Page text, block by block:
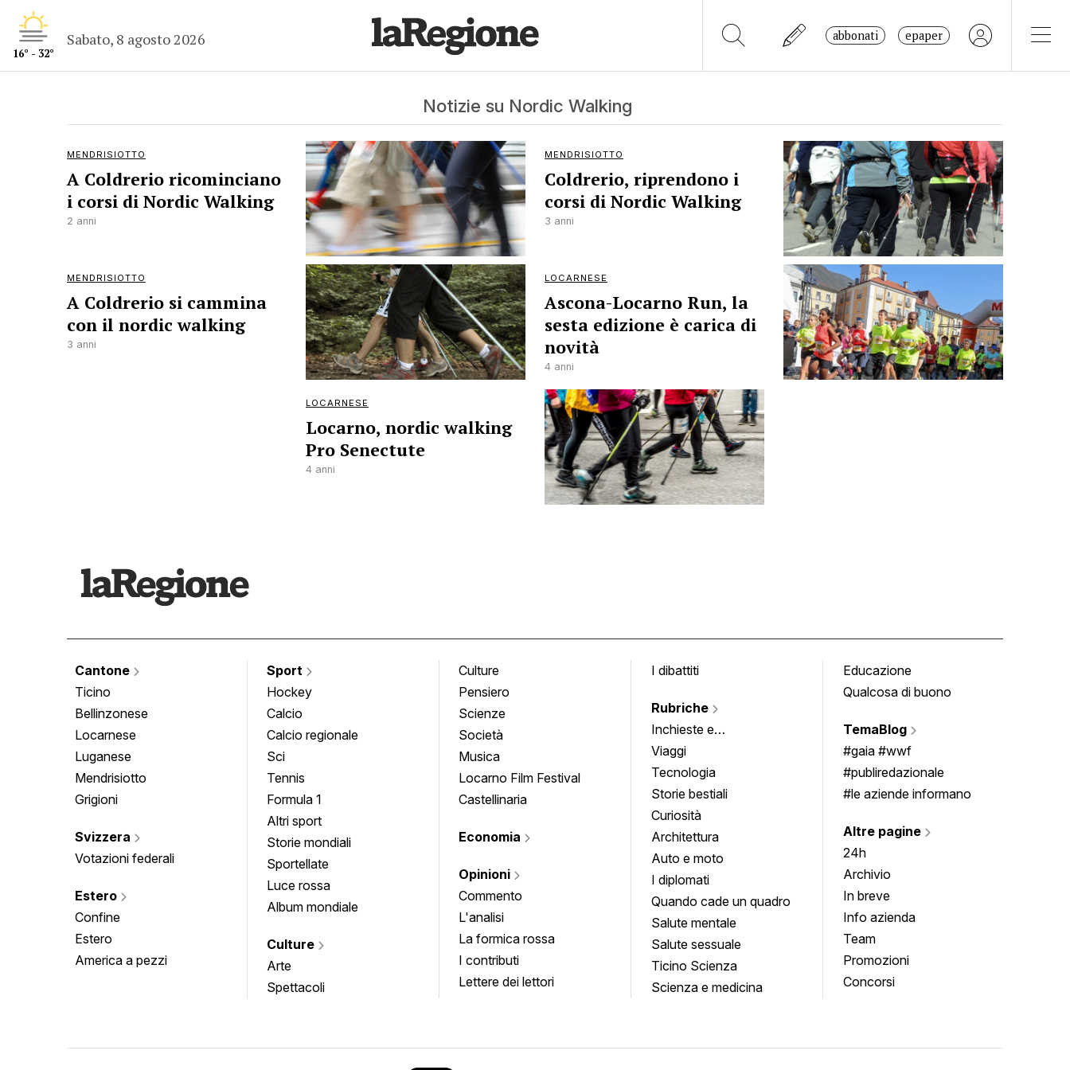
16° - 32°
Sabato, 8 agosto 2026 abbonati epaper
Notizie su Nordic Walking
MENDRISIOTTO
A Coldrerio ricominciano
i corsi di Nordic Walking
2 anni
MENDRISIOTTO
Coldrerio, riprendono i
corsi di Nordic Walking
3 anni
MENDRISIOTTO
A Coldrerio si cammina
con il nordic walking
3 anni
LOCARNESE
Ascona-Locarno Run, la
sesta edizione è carica di
novità
4 anni
LOCARNESE
Locarno, nordic walking
Pro Senectute
4 anni
Cantone
Ticino
Bellinzonese
Locarnese
Luganese
Mendrisiotto
Grigioni
Svizzera
Votazioni federali
Estero
Confine
Estero
America a pezzi
Sport
Hockey
Calcio
Calcio regionale
Sci
Tennis
Formula 1
Altri sport
Storie mondiali
Sportellate
Luce rossa
Album mondiale
Culture
Arte
Spettacoli
Culture
Pensiero
Scienze
Società
Musica
Locarno Film Festival
Castellinaria
Economia
Opinioni
Commento
L'analisi
La formica rossa
I contributi
Lettere dei lettori
I dibattiti
Rubriche
Inchieste e
approfondimenti
Viaggi
Tecnologia
Storie bestiali
Curiosità
Architettura
Auto e moto
I diplomati
Quando cade un quadro
Salute mentale
Salute sessuale
Ticino Scienza
Scienza e medicina
Educazione
Qualcosa di buono
TemaBlog
#gaia #wwf
#publiredazionale
#le aziende informano
Altre pagine
24h
Archivio
In breve
Info azienda
Team
Promozioni
Concorsi